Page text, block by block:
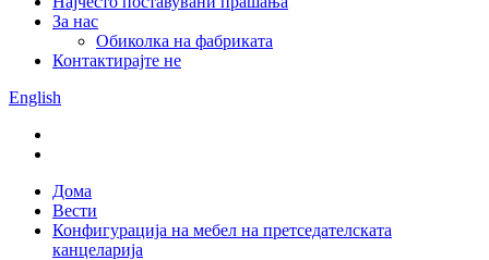
За нас
Обиколка на фабриката
Контактирајте не
English
Дома
Вести
Конфигурација на мебел на претседателската
канцеларија